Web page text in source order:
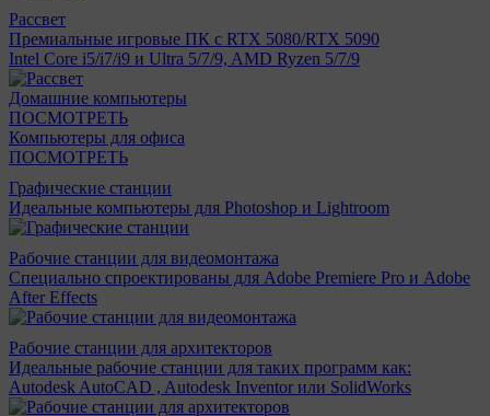
Рассвет
Премиальные игровые ПК с RTX 5080/RTX 5090
Intel Core i5/i7/i9 и Ultra 5/7/9, AMD Ryzen 5/7/9
Домашние компьютеры
ПОСМОТРЕТЬ
Компьютеры для офиса
ПОСМОТРЕТЬ
Графические станции
Идеальные компьютеры для Photoshop и Lightroom
Рабочие станции для видеомонтажа
Специально спроектированы для Adobe Premiere Pro и Adobe
After Effects
Рабочие станции для архитекторов
Идеальные рабочие станции для таких программ как:
Autodesk AutoCAD , Autodesk Inventor или SolidWorks